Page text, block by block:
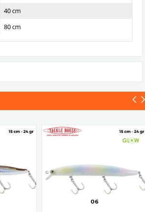
40 cm
80 cm